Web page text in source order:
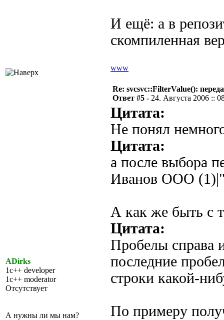
И ещё: а в
скомпиленная
www
ADirks
1c++ developer
1c++ moderator
Отсутствует
А нужны ли мы нам?
Re: svcsvc::FilterValue():
Ответ #5 - 24. Августа 2006 ::
Цитата:
Не понял
Цитата:
а после выбора
Иванов ООО
А как же быть с
Цитата:
Пробелы справа
последние
строки какой-
По примеру